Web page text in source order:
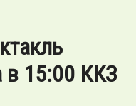
в 15:00 ККЗ